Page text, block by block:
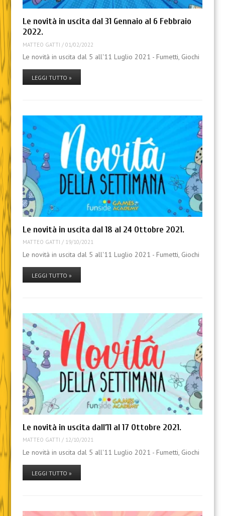
Le novità in uscita dal 31 Gennaio al 6 Febbraio
2022.
MATTEO GATTI / 01/02/2022
Le novità in uscita dal 5 all'11 Luglio 2021 - Fumetti, Giochi
LEGGI TUTTO »
Le novità in uscita dal 18 al 24 Ottobre 2021.
MATTEO GATTI / 19/10/2021
Le novità in uscita dal 5 all'11 Luglio 2021 - Fumetti, Giochi
LEGGI TUTTO »
Le novità in uscita dall’11 al 17 Ottobre 2021.
MATTEO GATTI / 12/10/2021
Le novità in uscita dal 5 all'11 Luglio 2021 - Fumetti, Giochi
LEGGI TUTTO »